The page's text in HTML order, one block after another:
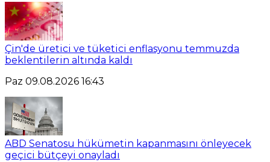
Çin'de üretici ve tüketici enflasyonu temmuzda
beklentilerin altında kaldı
Paz 09.08.2026 16:43
ABD Senatosu hükümetin kapanmasını önleyecek
geçici bütçeyi onayladı